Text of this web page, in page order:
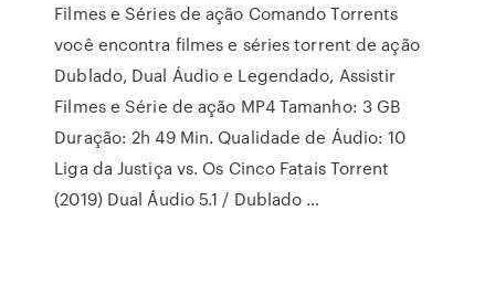
Filmes e Séries de ação Comando Torrents
você encontra filmes e séries torrent de ação
Dublado, Dual Áudio e Legendado, Assistir
Filmes e Série de ação MP4 Tamanho: 3 GB
Duração: 2h 49 Min. Qualidade de Áudio: 10
Liga da Justiça vs. Os Cinco Fatais Torrent
(2019) Dual Áudio 5.1 / Dublado …